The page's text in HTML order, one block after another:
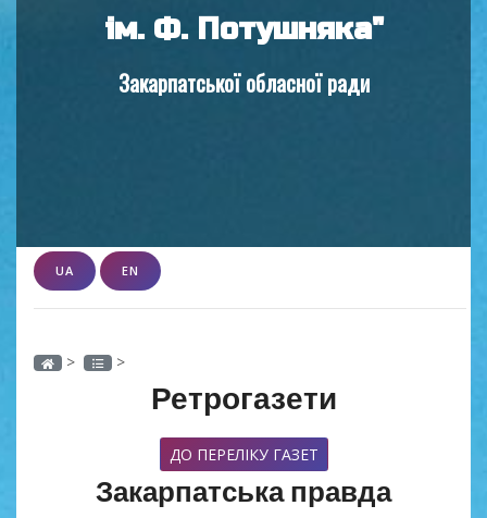
ім. Ф. Потушняка"
Закарпатської обласної ради
UA EN
> >
Ретрогазети
ДО ПЕРЕЛІКУ ГАЗЕТ
Закарпатська правда